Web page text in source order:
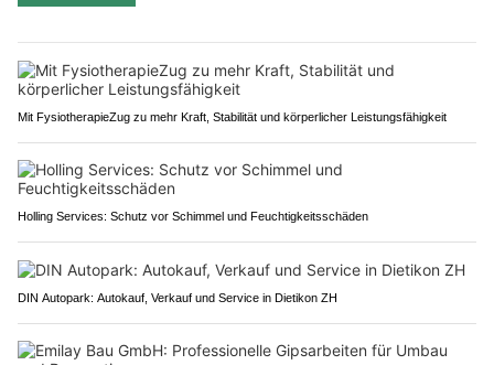
Mit FysiotherapieZug zu mehr Kraft, Stabilität und körperlicher Leistungsfähigkeit
Holling Services: Schutz vor Schimmel und Feuchtigkeitsschäden
DIN Autopark: Autokauf, Verkauf und Service in Dietikon ZH